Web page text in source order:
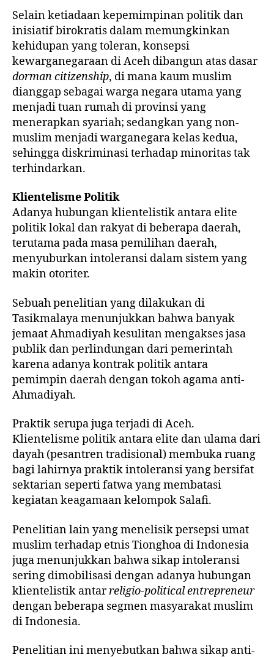
Selain ketiadaan kepemimpinan politik dan
inisiatif birokratis dalam memungkinkan
kehidupan yang toleran, konsepsi
kewarganegaraan di Aceh dibangun atas dasar
dorman citizenship, di mana kaum muslim
dianggap sebagai warga negara utama yang
menjadi tuan rumah di provinsi yang
menerapkan syariah; sedangkan yang non-
muslim menjadi warganegara kelas kedua,
sehingga diskriminasi terhadap minoritas tak
terhindarkan.
KlientelismePolitik
Adanya hubungan klientelistik antara elite
politik lokal dan rakyat di beberapa daerah,
terutama pada masa pemilihan daerah,
menyuburkan intoleransi dalam sistem yang
makin otoriter.
Sebuah penelitian yang dilakukan di
Tasikmalaya menunjukkan bahwa banyak
jemaat Ahmadiyah kesulitan mengakses jasa
publik dan perlindungan dari pemerintah
karena adanya kontrak politik antara
pemimpin daerah dengan tokoh agama anti-
Ahmadiyah.
Praktik serupa juga terjadi di Aceh.
Klientelisme politik antara elite dan ulama dari
dayah (pesantren tradisional) membuka ruang
bagi lahirnya praktik intoleransi yang bersifat
sektarian seperti fatwa yang membatasi
kegiatan keagamaan kelompok Salafi.
Penelitian lain yang menelisik persepsi umat
muslim terhadap etnis Tionghoa di Indonesia
juga menunjukkan bahwa sikap intoleransi
sering dimobilisasi dengan adanya hubungan
klientelistik antarreligio-political entrepreneur
dengan beberapa segmen masyarakat muslim
di Indonesia.
Penelitian ini menyebutkan bahwa sikap anti-